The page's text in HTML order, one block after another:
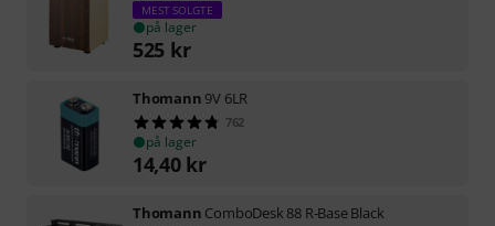
MEST SOLGTE
på lager
525 kr
Thomann 9V 6LR
762
på lager
14,40 kr
Thomann ComboDesk 88 R-Base Black